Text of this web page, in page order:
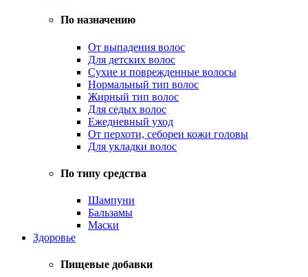
По назначению
От выпадения волос
Для детских волос
Сухие и поврежденные волосы
Нормальный тип волос
Жирный тип волос
Для седых волос
Ежедневный уход
От перхоти, себореи кожи головы
Для укладки волос
По типу средства
Шампуни
Бальзамы
Маски
Здоровье
Пищевые добавки